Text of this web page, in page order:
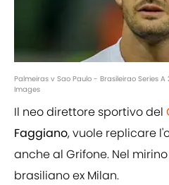
Palmeiras v Sao Paulo - Brasileirao Series
Images
Il neo direttore sportivo del
Faggiano, vuole replicare
anche al Grifone. Nel
brasiliano ex Milan.